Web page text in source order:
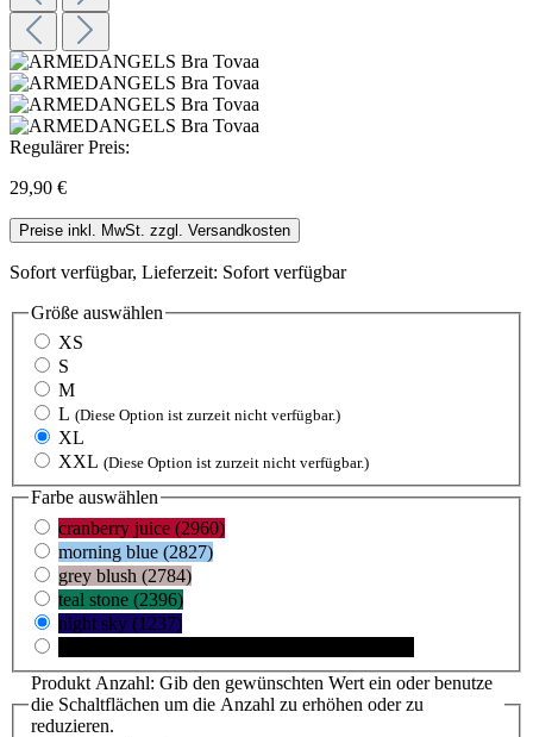
Regulärer Preis:
29,90 €
Preise inkl. MwSt. zzgl. Versandkosten
Sofort verfügbar, Lieferzeit: Sofort verfügbar
Größe auswählen
XS
S
M
L (Diese Option ist zurzeit nicht verfügbar.)
XL
XXL (Diese Option ist zurzeit nicht verfügbar.)
Farbe auswählen
cranberry juice (2960)
morning blue (2827)
grey blush (2784)
teal stone (2396)
night sky (1237)
Produkt Anzahl: Gib den gewünschten Wert ein oder benutze
die Schaltflächen um die Anzahl zu erhöhen oder zu
reduzieren.